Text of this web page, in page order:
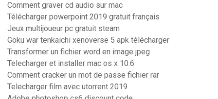
Comment graver cd audio sur mac
Télécharger powerpoint 2019 gratuit français
Jeux multijoueur pc gratuit steam
Goku war tenkaichi xenoverse 5 apk télécharger
Transformer un fichier word en image jpeg
Telecharger et installer mac os x 10.6
Comment cracker un mot de passe fichier rar
Telecharger film avec utorrent 2019